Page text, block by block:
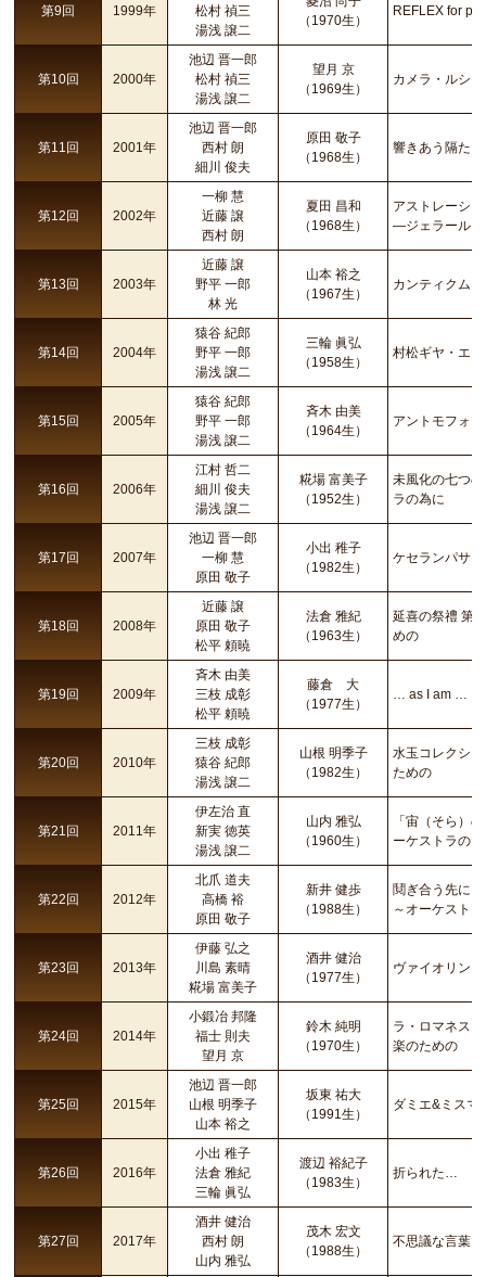
第9回 1999年
松村 禎三
湯浅 譲二
（1970生）
REFLEX for
第10回 2000年
池辺 晋一郎
松村 禎三
湯浅 譲二
望月 京
（1969生）
カメラ・ルシダ
第11回 2001年
池辺 晋一郎
西村 朗
細川 俊夫
原田 敬子
（1968生）
響きあう隔たり
第12回 2002年
一柳 慧
近藤 譲
西村 朗
夏田 昌和
（1968生）
アストレーシ
―ジェラール
第13回 2003年
近藤 譲
野平 一郎
林 光
山本 裕之
（1967生）
カンティクム
第14回 2004年
猿谷 紀郎
野平 一郎
湯浅 譲二
三輪 眞弘
（1958生）
村松ギヤ・エ
第15回 2005年
猿谷 紀郎
野平 一郎
湯浅 譲二
斉木 由美
（1964生）
アントモフォ
第16回 2006年
江村 哲二
細川 俊夫
湯浅 譲二
糀場 富美子
（1952生）
未風化の七つ
ラの為に
第17回 2007年
池辺 晋一郎
一柳 慧
原田 敬子
小出 稚子
（1982生）
ケセランパサ
第18回 2008年
近藤 譲
原田 敬子
松平 頼暁
法倉 雅紀
（1963生）
延喜の祭禮 第
めの
第19回 2009年
斉木 由美
三枝 成彰
松平 頼暁
藤倉 大
（1977生）
… as I am …
第20回 2010年
三枝 成彰
猿谷 紀郎
湯浅 譲二
山根 明季子
（1982生）
水玉コレクシ
ための
第21回 2011年
伊左治 直
新実 徳英
湯浅 譲二
山内 雅弘
（1960生）
「宙（そら）
ーケストラの
第22回 2012年
北爪 道夫
高橋 裕
原田 敬子
新井 健歩
（1988生）
鬩ぎ合う先に
～オーケスト
第23回 2013年
伊藤 弘之
川島 素晴
糀場 富美子
酒井 健治
（1977生）
ヴァイオリン
第24回 2014年
小鍛冶 邦隆
福士 則夫
望月 京
鈴木 純明
（1970生）
ラ・ロマネス
楽のための
第25回 2015年
池辺 晋一郎
山根 明季子
山本 裕之
坂東 祐大
（1991生）
ダミエ&ミスマ
第26回 2016年
小出 稚子
法倉 雅紀
三輪 眞弘
渡辺 裕紀子
（1983生）
折られた…
第27回 2017年
酒井 健治
西村 朗
山内 雅弘
茂木 宏文
（1988生）
不思議な言葉